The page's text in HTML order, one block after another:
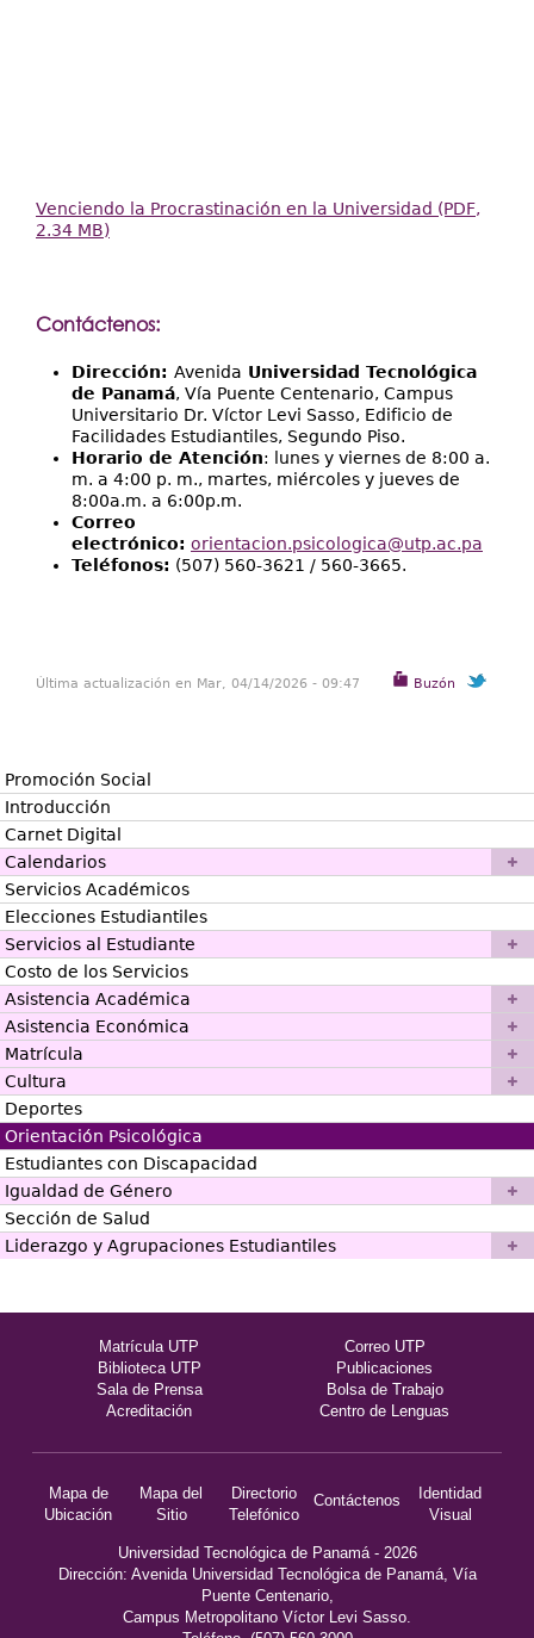
Venciendo la Procrastinación en la Universidad (PDF,
2.34 MB)
Contáctenos:
Dirección: Avenida Universidad Tecnológica
de Panamá, Vía Puente Centenario, Campus
Universitario Dr. Víctor Levi Sasso, Edificio de
Facilidades Estudiantiles, Segundo Piso.
Horario de Atención: lunes y viernes de 8:00 a.
m. a 4:00 p. m., martes, miércoles y jueves de
8:00a.m. a 6:00p.m.
Correo
electrónico: orientacion.psicologica@utp.ac.pa
Teléfonos: (507) 560-3621 / 560-3665.
Buzón
Última actualización en Mar, 04/14/2026 - 09:47
Promoción Social
Introducción
Carnet Digital
Calendarios
Servicios Académicos
Elecciones Estudiantiles
Servicios al Estudiante
Costo de los Servicios
Asistencia Académica
Asistencia Económica
Matrícula
Cultura
Deportes
Orientación Psicológica
Estudiantes con Discapacidad
Igualdad de Género
Sección de Salud
Liderazgo y Agrupaciones Estudiantiles
Matrícula UTP
Correo UTP
Biblioteca UTP
Publicaciones
Sala de Prensa
Bolsa de Trabajo
Acreditación
Centro de Lenguas
Mapa de
Ubicación
Mapa del
Sitio
Directorio
Telefónico
Contáctenos
Identidad
Visual
Universidad Tecnológica de Panamá - 2026
Dirección: Avenida Universidad Tecnológica de Panamá, Vía
Puente Centenario,
Campus Metropolitano Víctor Levi Sasso.